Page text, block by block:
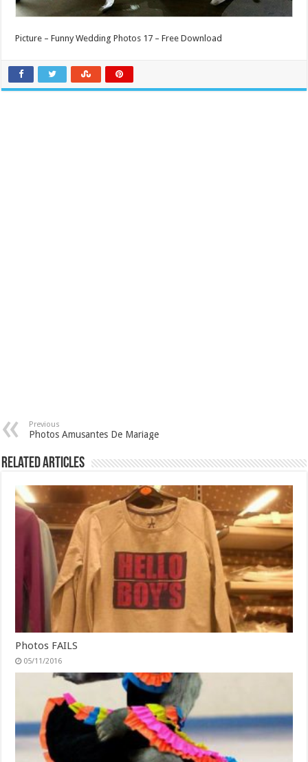
Picture – Funny Wedding Photos 17 – Free Download
Previous
Photos Amusantes De Mariage
Related Articles
Photos FAILS
05/11/2016